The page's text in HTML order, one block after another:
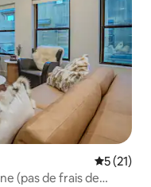
5 (21)
(pas de frais de